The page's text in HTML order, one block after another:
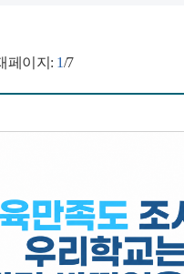
페이지: 1/7
과 환류] 2025 TU 교육
결과를 확인해 보세요~